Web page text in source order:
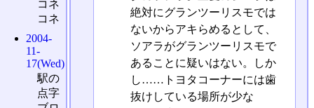
絶対にグランツーリスモでは
ないからアキらめるとして、
ソアラがグランツーリスモで
あることに疑いはない。しか
し……トヨタコーナーには歯
抜けしている場所が少な
コネ
コネ
2004-
11-
17(Wed)
駅の
点字